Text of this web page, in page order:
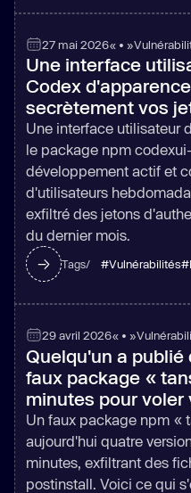
27 mai 2026« • »
Une interface
Codex
secrètement vos
Une interface utilisateur
le package npm
développement actif et
d'utilisateurs
exfiltré des jetons
du dernier mois.
Tags/ #Vulnérabilités#
29 avril 2026« • »
Quelqu'un a
faux package «
minutes pour voler
Un faux package npm «
aujourd'hui quatre
minutes, exfiltrant des
postinstall. Voici ce qui